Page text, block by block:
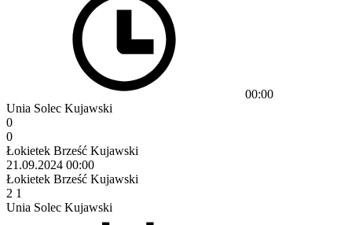
00:00
Unia Solec Kujawski
0
0
Łokietek Brześć Kujawski
21.09.2024 00:00
Łokietek Brześć Kujawski
2 1
Unia Solec Kujawski